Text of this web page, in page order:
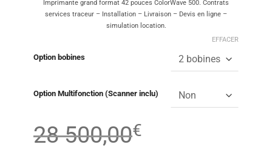
Imprimante grand format 42 pouces ColorWave 500. Contrats
services traceur – Installation – Livraison – Devis en ligne –
simulation location.
Option bobines
Option Multifonction (Scanner inclu)
EFFACER
28 500,00€